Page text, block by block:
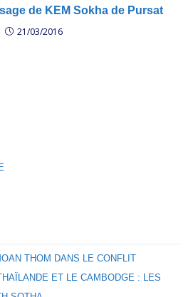
de KEM Sokha de Pursat
21/03/2016
THOM DANS LE CONFLIT
ET LE CAMBODGE : LES